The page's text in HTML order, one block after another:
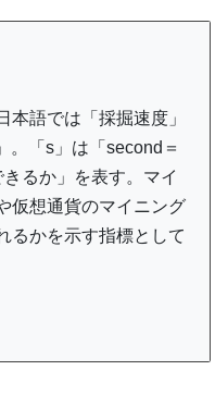
本語では「採掘速度」
。「s」は「second＝
るか」を表す。マイ
仮想通貨のマイニング
るかを示す指標として